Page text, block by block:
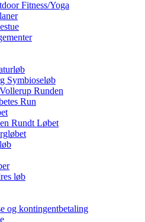
Fitness/Yoga
Symbioseløb
Runden
Run
Rundt Løbet
løb
og kontingentbetaling